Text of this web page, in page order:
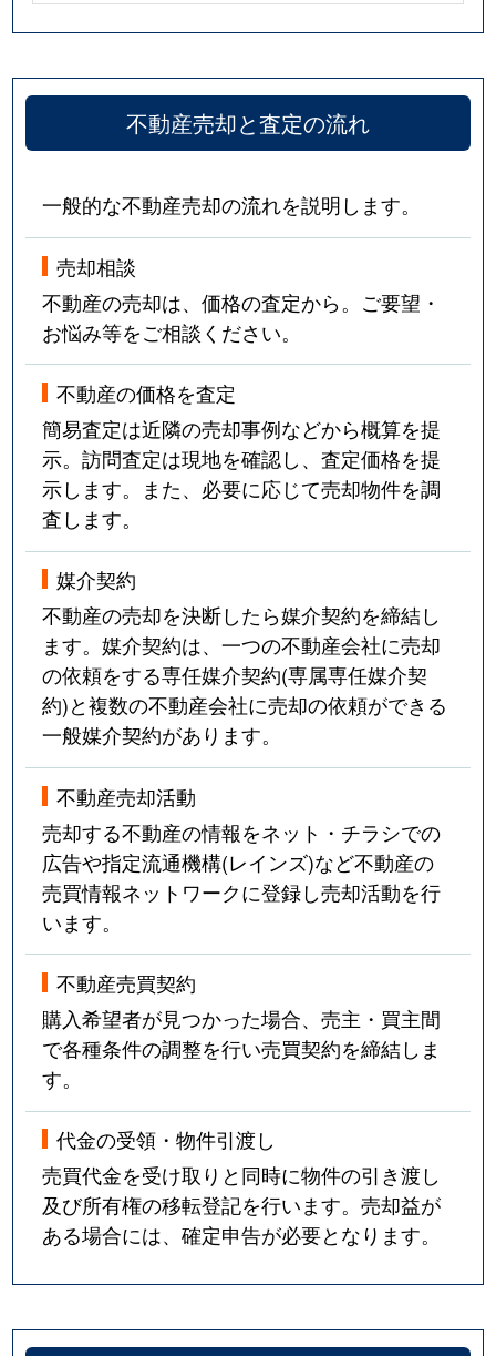
不動産売却と査定の流れ
一般的な不動産売却の流れを説明します。
売却相談
不動産の売却は、価格の査定から。ご要望・
お悩み等をご相談ください。
不動産の価格を査定
簡易査定は近隣の売却事例などから概算を提
示。訪問査定は現地を確認し、査定価格を提
示します。また、必要に応じて売却物件を調
査します。
媒介契約
不動産の売却を決断したら媒介契約を締結し
ます。媒介契約は、一つの不動産会社に売却
の依頼をする専任媒介契約(専属専任媒介契
約)と複数の不動産会社に売却の依頼ができる
一般媒介契約があります。
不動産売却活動
売却する不動産の情報をネット・チラシでの
広告や指定流通機構(レインズ)など不動産の
売買情報ネットワークに登録し売却活動を行
います。
不動産売買契約
購入希望者が見つかった場合、売主・買主間
で各種条件の調整を行い売買契約を締結しま
す。
代金の受領・物件引渡し
売買代金を受け取りと同時に物件の引き渡し
及び所有権の移転登記を行います。売却益が
ある場合には、確定申告が必要となります。